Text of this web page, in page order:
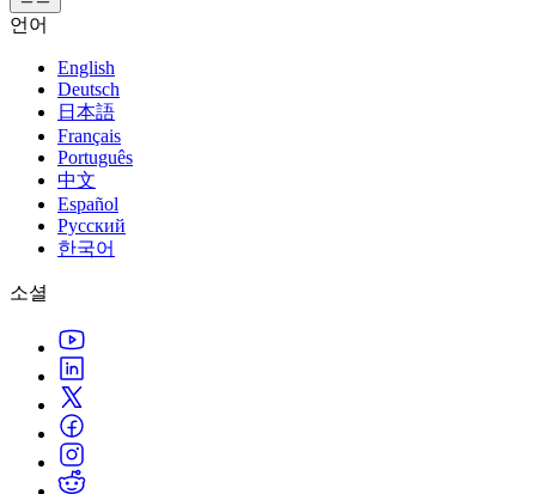
Unity 엔진
모든 플랫폼 위한 2D 및 3D 게임 제작
협업
팀과 함께 신속한 협업과 반복 작업을 수행하세요.
Unity 다운로드
플랜 및 가격
배포
Unity가 지원하는 25개 이상의 플랫폼을 살펴보세요.
LiveOps
출시 후 인사이트를 확인하고 라이브 게임을 운영하세요.
성장
사용자 확보
모바일 사용자를 검색하고 Acquire
3D 협업
실시간 3D 프로젝트 빌드 및 검토
몰입형 교육
몰입도 높은 환경 제작
고객 경험
인터랙티브 3D 경험 제작
산업 분야
운영 우수성 확보
리테일
상점 경험을 온라인 경험으로 전환
자동차
혁신을 가속화하고 차량 내 경험을 향상시키세요.
모든 산업 보기
기술 자료
공식 유저. '광고 지면'의 타겟 고객 매뉴얼 및 API 레퍼런스
개발자 툴
릴리스 버전 및 이슈 트래커
로드맵
예정된 기능 검토
기술 용어 라이브러리
활용 사례
실제 성공 사례
베스트 프랙티스 가이드
전문가 팁
토론
토론, 문제 해결, 소통
이벤트
글로벌 이벤트 및 현지 이벤트
커뮤니티 사례
Made with Unity
Unity 크리에이터 소개
Livestreams
Unity Awards
전 세계 Unity 크리에이터 축하
Unity Learn
무료로 Unity 기술 마스터
전문 교육
Unity 강사와 함께 팀의 역량을 강화하세요
Unity 처음 사용하시나요
시작하기
학습 시작하기
Unity 사용이 처음이신가요? 여정 시작하기
사용법 가이드
실용적인 팁 및 베스트 프랙티스
교육
학생용
커리어 시작하기
도움 받기
성공을 위한 Unity
Success 플랜
전문가 지원을 통해 더 빠르게 목표 도달률 달성
일반적인 질문에 대한 답변
문의하기
언어
English
Deutsch
日本語
Français
Português
中文
Español
Русский
한국어
소셜